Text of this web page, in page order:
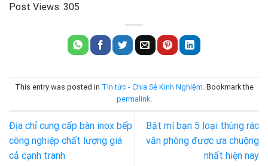
Post Views: 305
This entry was posted in Tin tức - Chia Sẻ Kinh Nghiệm. Bookmark the
permalink.
Địa chỉ cung cấp bàn inox bếp
công nghiệp chất lượng giá
cả cạnh tranh
Bật mí bạn 5 loại thùng rác
văn phòng được ưa chuộng
nhất hiện nay